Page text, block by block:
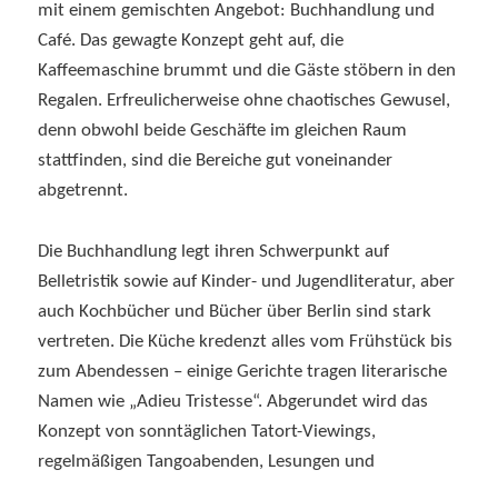
mit einem gemischten Angebot: Buchhandlung und
Café. Das gewagte Konzept geht auf, die
Kaffeemaschine brummt und die Gäste stöbern in den
Regalen. Erfreulicherweise ohne chaotisches Gewusel,
denn obwohl beide Geschäfte im gleichen Raum
stattfinden, sind die Bereiche gut voneinander
abgetrennt.
Die Buchhandlung legt ihren Schwerpunkt auf
Belletristik sowie auf Kinder- und Jugendliteratur, aber
auch Kochbücher und Bücher über Berlin sind stark
vertreten. Die Küche kredenzt alles vom Frühstück bis
zum Abendessen – einige Gerichte tragen literarische
Namen wie „Adieu Tristesse“. Abgerundet wird das
Konzept von sonntäglichen Tatort-Viewings,
regelmäßigen Tangoabenden, Lesungen und